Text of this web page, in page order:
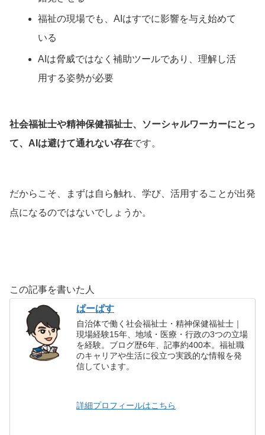
福祉の現場でも、AIはすでに影響を与え始めて
いる
AIは脅威ではなく補助ツールであり、理解し活
用する姿勢が必要
社会福祉士や精神保健福祉士、ソーシャルワーカーにとっ
て、AIは避けて通れない存在です。
だからこそ、まずは自ら触れ、学び、活用することが出発
点になるのではないでしょうか。
この記事を書いた人
ぱーぱす
自治体で働く社会福祉士・精神保健福祉士｜
現場経験15年、地域・医療・行政の3つの立場
を経験。ブログ歴6年、記事約400本。福祉職
のキャリアや生活に役立つ実践的な情報を発
信しています。
詳細プロフィールはこちら